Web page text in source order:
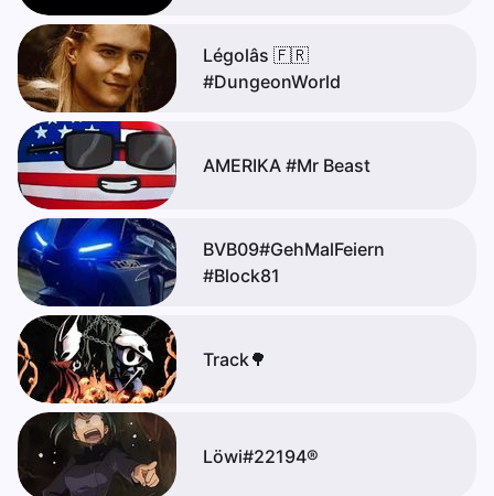
Légolâs 🇫🇷
#DungeonWorld
AMERIKA #Mr Beast
BVB09#GehMalFeiern
#Block81
Track🌳
Löwi#22194®